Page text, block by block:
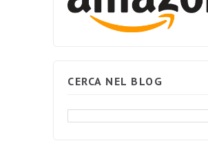
CERCA NEL BLOG